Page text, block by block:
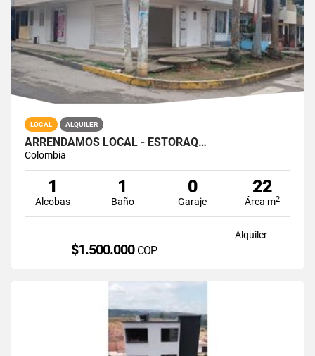
LOCAL ALQUILER
ARRENDAMOS LOCAL - ESTORAQ…
Colombia
1
Alcobas
1
Baño
0
Garaje
22
Área m2
Alquiler
$1.500.000 COP